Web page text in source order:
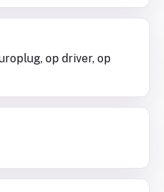
op driver, op